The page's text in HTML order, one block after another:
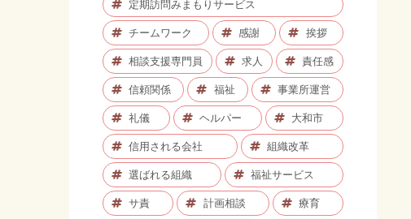
定期訪問みまもりサービス
チームワーク 感謝 挨拶
相談支援専門員 求人 責任感
信頼関係 福祉 事業所運営
礼儀 ヘルパー 大和市
信用される会社 組織改革
選ばれる組織 福祉サービス
サ責 計画相談 療育